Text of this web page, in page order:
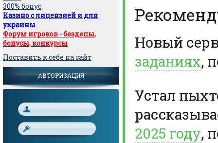
300% бонус
Казино с лицензией и для
украины
Форум игроков - бездепы,
бонусы, конкурсы
Поставить к себе на сайт
АВТОРИЗАЦИЯ
Новый
заданиях,
Устал
2025 году,